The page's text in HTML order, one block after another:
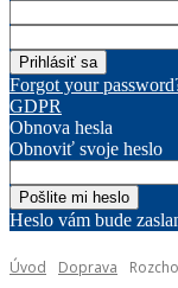
Forgot your
GDPR
Obnova hesla
Obnoviť svoje heslo
Heslo vám bude
Úvod Doprava